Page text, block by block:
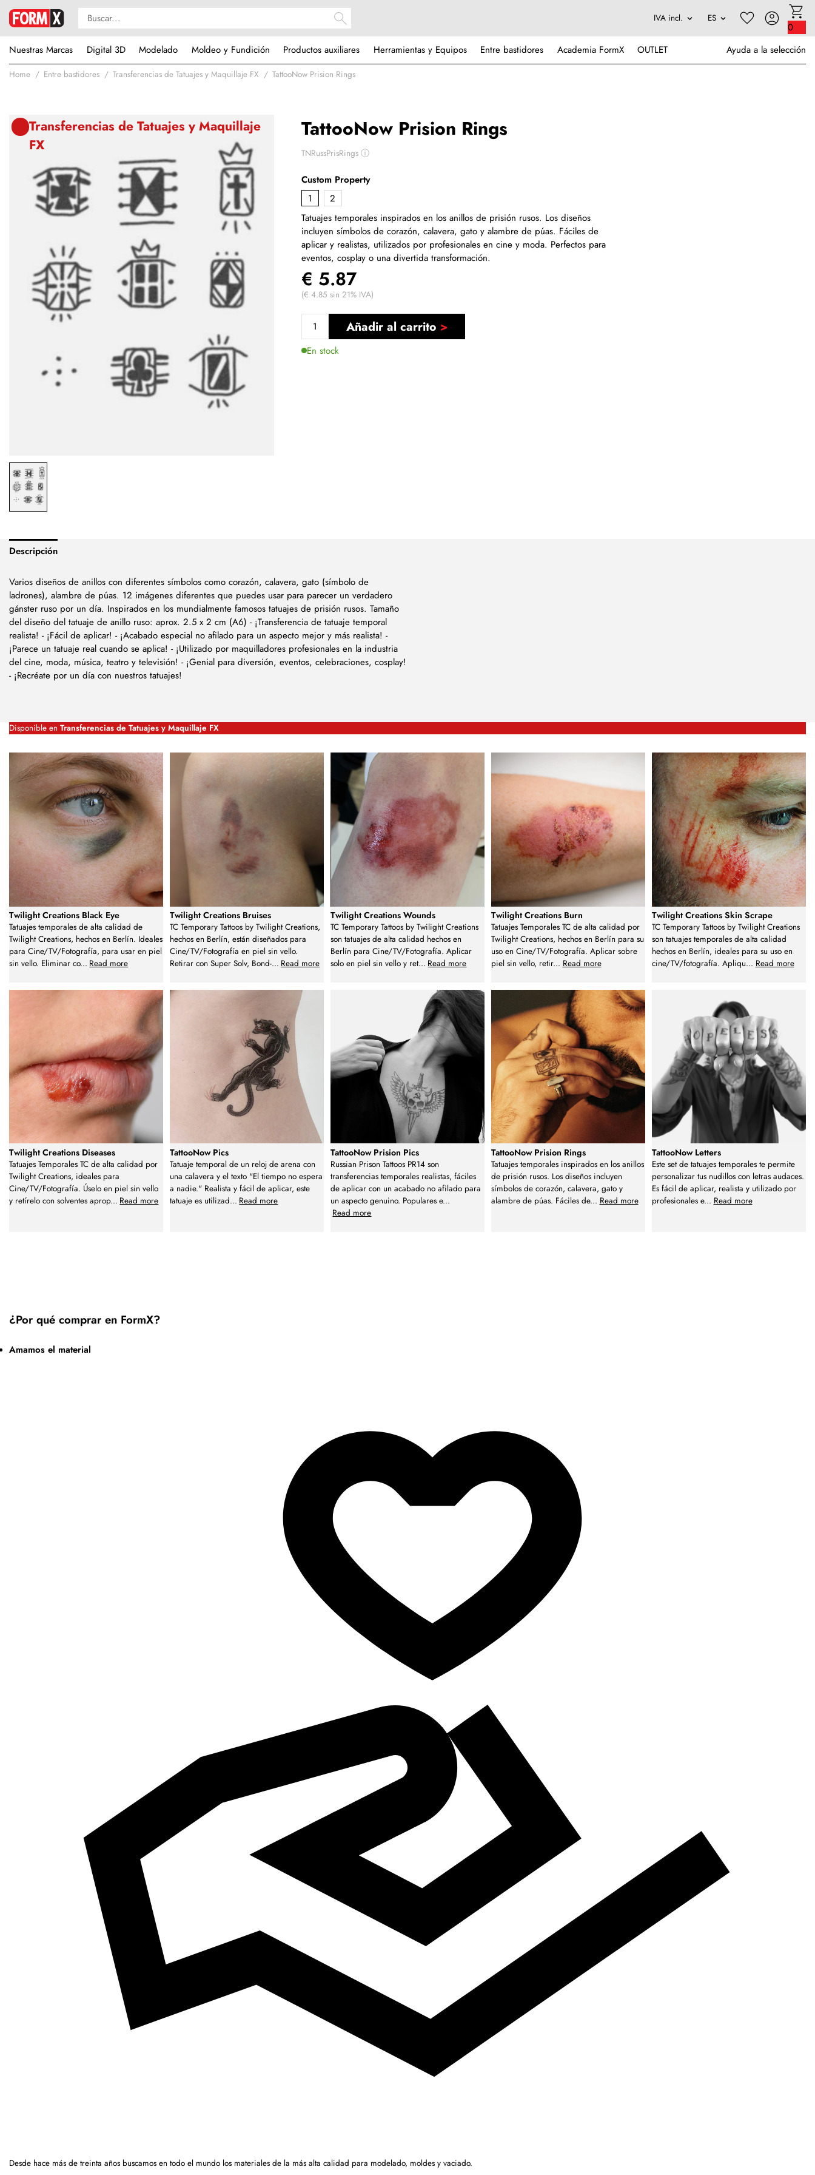
0
Nuestras Marcas
Digital 3D Modelado Moldeo y Fundición Productos auxiliares Herramientas y Equipos Entre bastidores Academia FormX OUTLET Ayuda a la selección
Home Entre bastidores Transferencias de Tatuajes y Maquillaje FX TattooNow Prision Rings
TattooNow Prision Rings
TNRussPrisRingsⓘ
Transferencias de Tatuajes y Maquillaje
FX
Custom Property
1
2
Tatuajes temporales inspirados en los anillos de prisión rusos. Los diseños
incluyen símbolos de corazón, calavera, gato y alambre de púas. Fáciles de
aplicar y realistas, utilizados por profesionales en cine y moda. Perfectos para
eventos, cosplay o una divertida transformación.
€ 5.87
(€ 4.85 sin 21% IVA)
Añadir al carrito
En stock
Descripción
Varios diseños de anillos con diferentes símbolos como corazón, calavera, gato (símbolo de
ladrones), alambre de púas. 12 imágenes diferentes que puedes usar para parecer un verdadero
gánster ruso por un día. Inspirados en los mundialmente famosos tatuajes de prisión rusos. Tamaño
del diseño del tatuaje de anillo ruso: aprox. 2.5 x 2 cm (A6) - ¡Transferencia de tatuaje temporal
realista! - ¡Fácil de aplicar! - ¡Acabado especial no afilado para un aspecto mejor y más realista! -
¡Parece un tatuaje real cuando se aplica! - ¡Utilizado por maquilladores profesionales en la industria
del cine, moda, música, teatro y televisión! - ¡Genial para diversión, eventos, celebraciones, cosplay!
- ¡Recréate por un día con nuestros tatuajes!
Disponible en Transferencias de Tatuajes y Maquillaje FX
Twilight Creations Black Eye
Tatuajes temporales de alta calidad de
Twilight Creations, hechos en Berlín. Ideales
para Cine/TV/Fotografía, para usar en piel
sin vello. Eliminar co... Read more
Twilight Creations Bruises
TC Temporary Tattoos by Twilight Creations,
hechos en Berlín, están diseñados para
Cine/TV/Fotografía en piel sin vello.
Retirar con Super Solv, Bond-... Read more
Twilight Creations Wounds
TC Temporary Tattoos by Twilight Creations
son tatuajes de alta calidad hechos en
Berlín para Cine/TV/Fotografía. Aplicar
solo en piel sin vello y ret... Read more
Twilight Creations Burn
Tatuajes Temporales TC de alta calidad por
Twilight Creations, hechos en Berlín para su
uso en Cine/TV/Fotografía. Aplicar sobre
piel sin vello, retir... Read more
Twilight Creations Skin Scrape
TC Temporary Tattoos by Twilight Creations
son tatuajes temporales de alta calidad
hechos en Berlín, ideales para su uso en
cine/TV/fotografía. Apliqu... Read more
Twilight Creations Diseases
Tatuajes Temporales TC de alta calidad por
Twilight Creations, ideales para
Cine/TV/Fotografía. Úselo en piel sin vello
y retírelo con solventes aprop... Read more
TattooNow Pics
Tatuaje temporal de un reloj de arena con
una calavera y el texto "El tiempo no espera
a nadie." Realista y fácil de aplicar, este
tatuaje es utilizad... Read more
TattooNow Prision Pics
Russian Prison Tattoos PR14 son
transferencias temporales realistas, fáciles
de aplicar con un acabado no afilado para
un aspecto genuino. Populares e...
Read more
TattooNow Prision Rings
Tatuajes temporales inspirados en los anillos
de prisión rusos. Los diseños incluyen
símbolos de corazón, calavera, gato y
alambre de púas. Fáciles de... Read more
TattooNow Letters
Este set de tatuajes temporales te permite
personalizar tus nudillos con letras audaces.
Es fácil de aplicar, realista y utilizado por
profesionales e... Read more
¿Por qué comprar en FormX?
Amamos el material
Desde hace más de treinta años buscamos en todo el mundo los materiales de la más alta calidad para modelado, moldes y vaciado.